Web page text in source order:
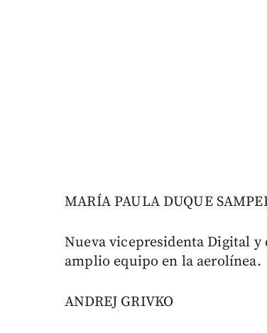
MARÍA PAULA DUQUE
Nueva vicepresidenta Digital
amplio equipo en la aerolínea.
ANDREJ GRIVKO